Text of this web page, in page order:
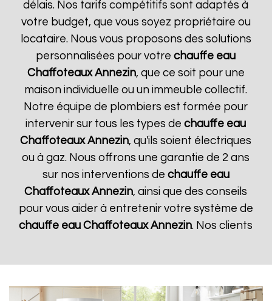
délais. Nos tarifs compétitifs sont adaptés à
votre budget, que vous soyez propriétaire ou
locataire. Nous vous proposons des solutions
personnalisées pour votrechauffe eau
Chaffoteaux Annezin, que ce soit pour une
maison individuelle ou un immeuble collectif.
Notre équipe de plombiers est formée pour
intervenir sur tous les types dechauffe eau
Chaffoteaux Annezin, qu'ils soient électriques
ou à gaz. Nous offrons une garantie de 2 ans
sur nos interventions de chauffe eau
Chaffoteaux Annezin, ainsi que des conseils
pour vous aider à entretenir votre système de
chauffe eau Chaffoteaux Annezin. Nos clients